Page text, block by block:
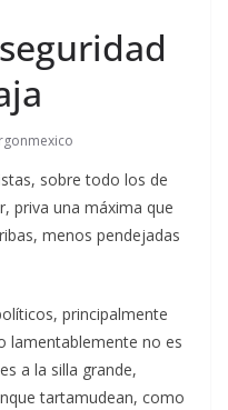
sobre todo los de
priva una máxima que
menos pendejadas
principalmente
lamentablemente no es
a la silla grande,
tartamudean, como